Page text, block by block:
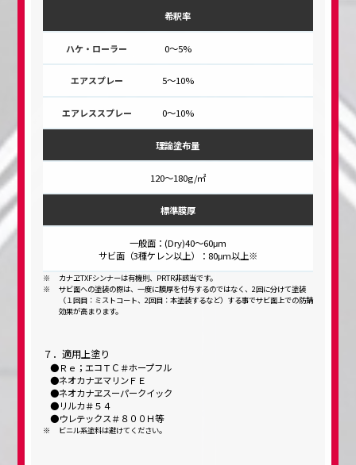
希釈率
0～5%
5～10%
0～10%
理論塗布量
120～180g/㎡
標準膜厚
一般面：(Dry)40～60μm
サビ面（3種ケレン以上）：80μm以上※
カナヱTXFシンナーは有機則、PRTR非該当です。
サビ面への塗装の際は、一度に膜厚を付与するのではなく、2回に分けて塗装
（１回目：ミストコート、2回目：本塗装するなど）する事でサビ面上での防錆
効果が高まります。
７．適用上塗り
Ｒｅ；エコＴＣ＃ホープフル
ネオカナヱマリンＦＥ
ネオカナヱスーパークイック
リルカ＃５４
ウレテックス＃８００Ｈ等
ビニル系塗料は避けてください。